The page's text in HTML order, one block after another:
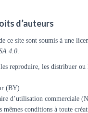
d’auteurs
ce site sont soumis à une
4.0
reproduire, les distribuer ou
(BY)
d’utilisation commerciale
conditions à toute